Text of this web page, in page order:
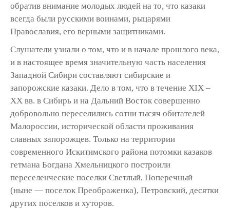
обратив внимание молодых людей на то, что казаки
всегда были русскими воинами, рыцарями
Православия, его верными защитниками.
Слушатели узнали о том, что и в начале прошлого века,
и в настоящее время значительную часть населения
Западной Сибири составляют сибирские и
запорожские казаки. Дело в том, что в течение XIX –
XX вв. в Сибирь и на Дальний Восток совершенно
добровольно переселились сотни тысяч обитателей
Малороссии, исторической области проживания
славных запорожцев. Только на территории
современного Искитимского района потомки казаков
гетмана Богдана Хмельницкого построили
переселенческие поселки Светлый, Поперечный
(ныне — поселок Преображенка), Петровский, десятки
других поселков и хуторов.